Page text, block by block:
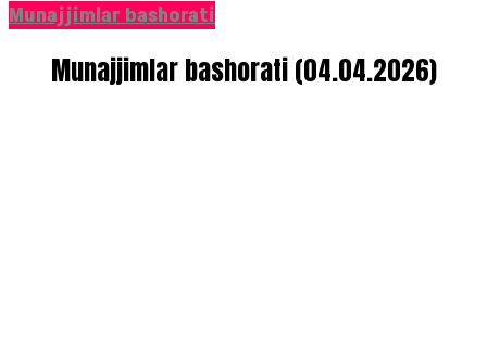
Munajjimlar bashorati
Munajjimlar bashorati (04.04.2026)